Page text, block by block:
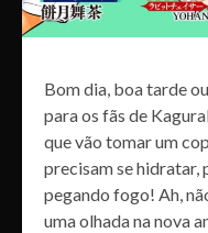
Bom dia, boa tarde
para os fãs de
que vão tomar um
precisam se hidratar,
pegando fogo! Ah,
uma olhada na nova